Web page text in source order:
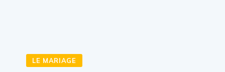
LE MARIAGE